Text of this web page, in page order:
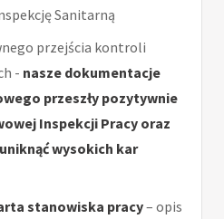
Sanitarną
przejścia kontroli
- nasze dokumentacje
przeszły pozytywnie
Inspekcji Pracy oraz
wysokich kar
stanowiska pracy– opis